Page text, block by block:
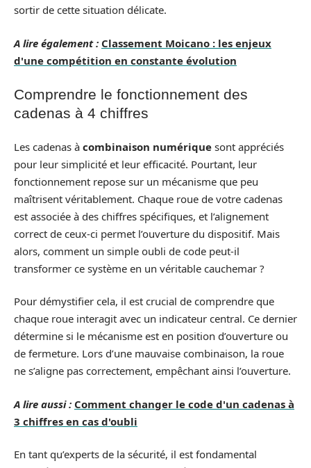
sortir de cette situation délicate.
A lire également : Classement Moicano : les enjeux
d'une compétition en constante évolution
Comprendre le fonctionnement des
cadenas à 4 chiffres
Les cadenas à combinaison numérique sont appréciés
pour leur simplicité et leur efficacité. Pourtant, leur
fonctionnement repose sur un mécanisme que peu
maîtrisent véritablement. Chaque roue de votre cadenas
est associée à des chiffres spécifiques, et l’alignement
correct de ceux-ci permet l’ouverture du dispositif. Mais
alors, comment un simple oubli de code peut-il
transformer ce système en un véritable cauchemar ?
Pour démystifier cela, il est crucial de comprendre que
chaque roue interagit avec un indicateur central. Ce dernier
détermine si le mécanisme est en position d’ouverture ou
de fermeture. Lors d’une mauvaise combinaison, la roue
ne s’aligne pas correctement, empêchant ainsi l’ouverture.
A lire aussi : Comment changer le code d'un cadenas à
3 chiffres en cas d'oubli
En tant qu’experts de la sécurité, il est fondamental